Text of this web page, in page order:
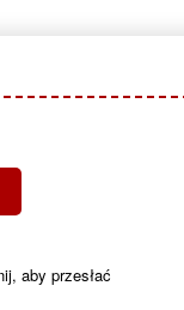
aby przesłać